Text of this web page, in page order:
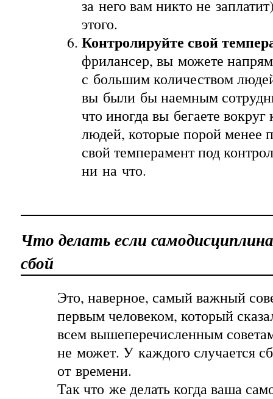
за него вам никто не
этого.
Контролируйте свой
фрилансер, вы можете
с большим количеством
вы были бы наемным
что иногда вы бегаете
людей, которые порой менее
свой темперамент под
ни на что.
Что делать если
сбой
Это, наверное, самый важный
первым человеком, который
всем вышеперечисленным
не может. У каждого случается
от времени.
Так что же делать когда ваша